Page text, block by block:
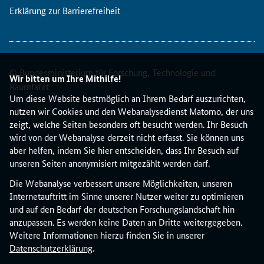
Wir bitten um Ihre Mithilfe!
Um diese Website bestmöglich an Ihrem Bedarf auszurichten,
nutzen wir Cookies und den Webanalysedienst Matomo, der uns
zeigt, welche Seiten besonders oft besucht werden. Ihr Besuch
wird von der Webanalyse derzeit nicht erfasst. Sie können uns
aber helfen, indem Sie hier entscheiden, dass Ihr Besuch auf
unseren Seiten anonymisiert mitgezählt werden darf.
Die Webanalyse verbessert unsere Möglichkeiten, unseren
Internetauftritt im Sinne unserer Nutzer weiter zu optimieren
und auf den Bedarf der deutschen Forschungslandschaft hin
anzupassen. Es werden keine Daten an Dritte weitergegeben.
Weitere Informationen hierzu finden Sie in unserer
Datenschutzerklärung.
n
i
s
s
i
o
n
f
ü
r
t
a
m
2
3
Erklärung zur Barrierefreiheit
© Bundesministerium für Forschung, Technologie und
Raumfahrt